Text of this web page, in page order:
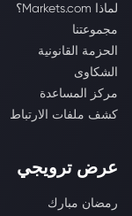
لماذا Markets.com؟
مجموعتنا
الحزمة القانونية
الشكاوى
مركز المساعدة
كشف ملفات الارتباط
عرض ترويجي
رمضان مبارك